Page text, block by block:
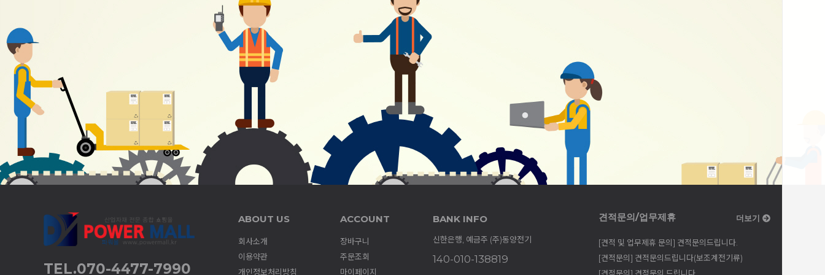
TEL.070-4477-7990
ABOUT US
회사소개
이용약관
개인정보처리방침
ACCOUNT
장바구니
주문조회
마이페이지
BANK INFO
신한은행, 예금주 (주)동양전기
140-010-138819
견적문의/업무제휴 더보기
[견적 및 업무제휴 문의] 견적문의드립니다.
[견적문의] 견적문의드립니다(보조계전기류)